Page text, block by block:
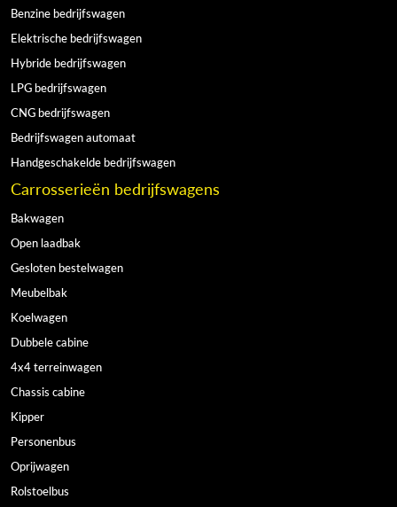
Benzine bedrijfswagen
Elektrische bedrijfswagen
Hybride bedrijfswagen
LPG bedrijfswagen
CNG bedrijfswagen
Bedrijfswagen automaat
Handgeschakelde bedrijfswagen
Carrosserieën bedrijfswagens
Bakwagen
Open laadbak
Gesloten bestelwagen
Meubelbak
Koelwagen
Dubbele cabine
4x4 terreinwagen
Chassis cabine
Kipper
Personenbus
Oprijwagen
Rolstoelbus